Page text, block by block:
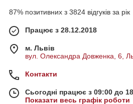
87% позитивних з 3824 відгуків за рік
Працює з 28.12.2018
м. Львів
вул. Олександра Довженка, 6,
Контакти
Сьогодні працює з 09:00 до
Показати весь графік роботи